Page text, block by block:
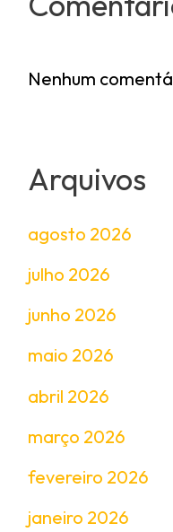
Nenhum
Arquivos
agosto 2026
julho 2026
junho 2026
maio 2026
abril 2026
março 2026
fevereiro 2026
janeiro 2026